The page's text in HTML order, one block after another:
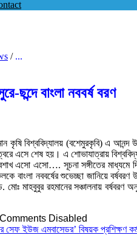
/ ...
ছন্দে বাংলা নববর্ষ বরণ
কৃষি বিশ্ববিদ্যালয় (বশেমুরকৃবি) এ
এসে শেষ হয়। এ শোভাযাত্রায়
এসো এসো…. সূচনা সঙ্গীতের মাধ্যমে
বাংলা নববর্ষের শুভেচ্ছা জানিয়ে
মাহবুবুর রহমানের সঞ্চালনায় বর্ষবরণ
Comments Disabled
সেফ ইউজ এমবাসেডর’ বিষয়ক প্রশিক্ষণ